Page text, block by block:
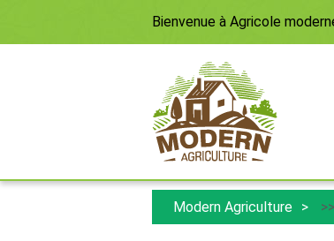
Bienvenue à Agricole
Modern Agriculture >>